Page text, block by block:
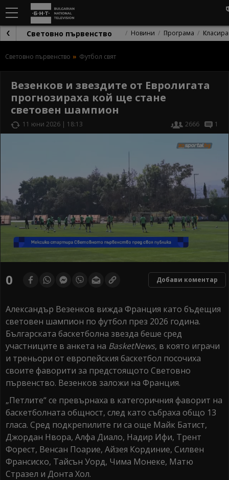
Световно първенство Новини Програма
Световно първенство Футбол свят
Везенков и звездите от Евролигата
прогнозираха кой ще стане
световен шампион
11 юни 2026 | 18:13 2666 1
of0 Добави коментар
Александър Везенков вижда Франция като бъдещия
световен шампион по футбол през 2026 година.
Българската баскетболна звезда беше сред
участниците в анкета на BasketNews, в която играчи
и треньори от европейския баскетбол посочиха
своите фаворити за предстоящото Световно
първенство. Везенков заложи на Франция.
„Петлите“ се превърнаха в категоричния фаворит на
баскетболната общност, след като събраха общо 13
гласа. Сред подкрепилите ги са още Майк Батист,
Джордан Нвора, Алфа Диало, Надир Ифи, Трент
Форест, Венсан Поарие, Айзея Кординие, Силвен
Франсиско, Тайсън Уорд, Чима Монеке, Матю
Стразел и Донта Хол.